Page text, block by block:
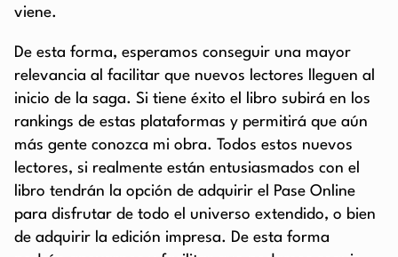
viene.
De esta forma, esperamos conseguir una mayor
relevancia al facilitar que nuevos lectores lleguen al
inicio de la saga. Si tiene éxito el libro subirá en los
rankings de estas plataformas y permitirá que aún
más gente conozca mi obra. Todos estos nuevos
lectores, si realmente están entusiasmados con el
libro tendrán la opción de adquirir el Pase Online
para disfrutar de todo el universo extendido, o bien
de adquirir la edición impresa. De esta forma